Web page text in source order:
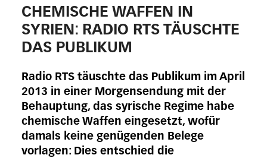
CHEMISCHE WAFFEN IN
SYRIEN: RADIO RTS TÄUSCHTE
DAS PUBLIKUM
Radio RTS täuschte das Publikum im April
2013 in einer Morgensendung mit der
Behauptung, das syrische Regime habe
chemische Waffen eingesetzt, wofür
damals keine genügenden Belege
vorlagen: Dies entschied die